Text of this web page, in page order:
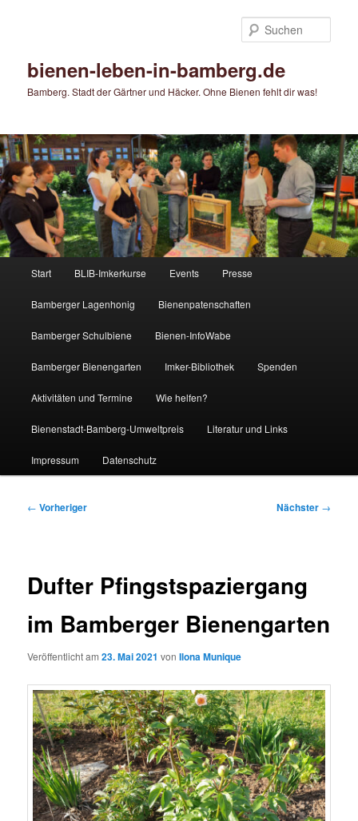
bienen-leben-in-bamberg.de
Bamberg. Stadt der Gärtner und Häcker. Ohne Bienen fehlt dir was!
Start BLIB-Imkerkurse Events Presse
Bamberger Lagenhonig Bienenpatenschaften
Bamberger Schulbiene Bienen-InfoWabe
Bamberger Bienengarten Imker-Bibliothek Spenden
Aktivitäten und Termine Wie helfen?
Bienenstadt-Bamberg-Umweltpreis Literatur und Links
Impressum Datenschutz
Beitragsnavigation
← Vorheriger Nächster →
Dufter Pfingstspaziergang
im Bamberger Bienengarten
Veröffentlicht am23. Mai 2021 vonIlona Munique